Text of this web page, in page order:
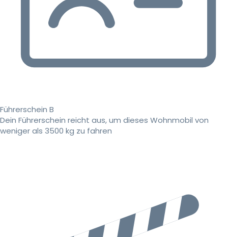
Führerschein B
Dein Führerschein reicht aus, um dieses Wohnmobil von
weniger als 3500 kg zu fahren